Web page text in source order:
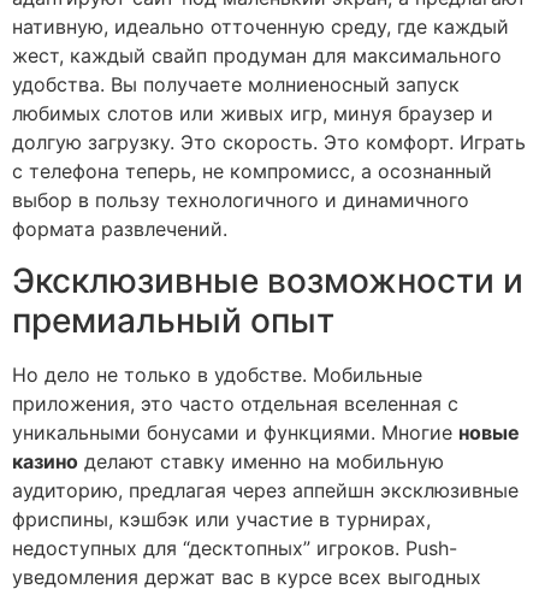
нативную, идеально отточенную среду, где каждый
жест, каждый свайп продуман для максимального
удобства. Вы получаете молниеносный запуск
любимых слотов или живых игр, минуя браузер и
долгую загрузку. Это скорость. Это комфорт. Играть
с телефона теперь, не компромисс, а осознанный
выбор в пользу технологичного и динамичного
формата развлечений.
Эксклюзивные возможности и
премиальный опыт
Но дело не только в удобстве. Мобильные
приложения, это часто отдельная вселенная с
уникальными бонусами и функциями. Многие новые
казино делают ставку именно на мобильную
аудиторию, предлагая через аппейшн эксклюзивные
фриспины, кэшбэк или участие в турнирах,
недоступных для “десктопных” игроков. Push-
уведомления держат вас в курсе всех выгодных